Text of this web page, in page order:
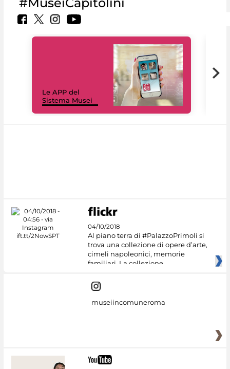
Le APP del
Sistema Musei
04/10/2018
Al piano terra di #PalazzoPrimoli si
trova una collezione di opere d’arte,
cimeli napoleonici, memorie
familiari. La collezione
museiincomuneroma